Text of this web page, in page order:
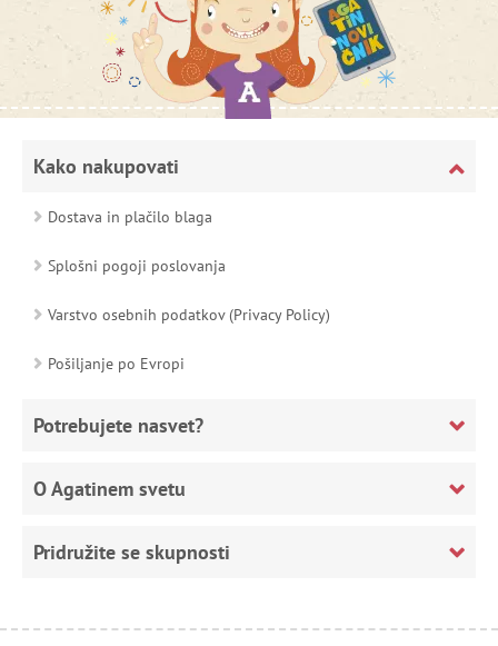
Kako nakupovati
Dostava in plačilo blaga
Splošni pogoji poslovanja
Varstvo osebnih podatkov (Privacy Policy)
Pošiljanje po Evropi
Potrebujete nasvet?
O Agatinem svetu
Pridružite se skupnosti